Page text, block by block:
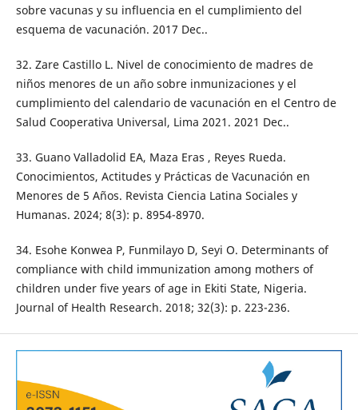
sobre vacunas y su influencia en el cumplimiento del
esquema de vacunación. 2017 Dec..
32. Zare Castillo L. Nivel de conocimiento de madres de
niños menores de un año sobre inmunizaciones y el
cumplimiento del calendario de vacunación en el Centro de
Salud Cooperativa Universal, Lima 2021. 2021 Dec..
33. Guano Valladolid EA, Maza Eras , Reyes Rueda.
Conocimientos, Actitudes y Prácticas de Vacunación en
Menores de 5 Años. Revista Ciencia Latina Sociales y
Humanas. 2024; 8(3): p. 8954-8970.
34. Esohe Konwea P, Funmilayo D, Seyi O. Determinants of
compliance with child immunization among mothers of
children under five years of age in Ekiti State, Nigeria.
Journal of Health Research. 2018; 32(3): p. 223-236.